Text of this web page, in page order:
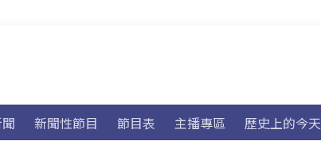
新聞性節目 節目表 主播專區 歷史上的今天